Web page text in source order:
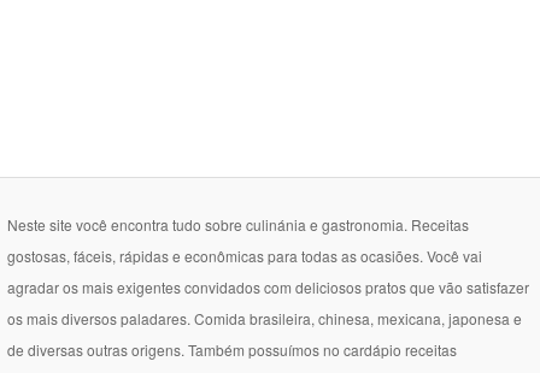
Neste site você encontra tudo sobre culinánia e gastronomia. Receitas
gostosas, fáceis, rápidas e econômicas para todas as ocasiões. Você vai
agradar os mais exigentes convidados com deliciosos pratos que vão satisfazer
os mais diversos paladares. Comida brasileira, chinesa, mexicana, japonesa e
de diversas outras origens. Também possuímos no cardápio receitas